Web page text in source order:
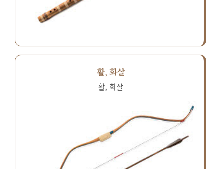
활, 화살
활, 화살